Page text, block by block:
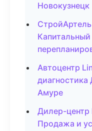
Новокузнецк
Автоцентр
Амуре
Дилер-центр
Продажа и